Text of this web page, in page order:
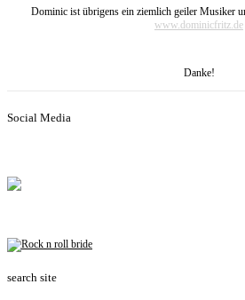
Dominic ist übrigens ein ziemlich geiler Musiker
www.dominicfritz.de
Danke!
Social Media
search site